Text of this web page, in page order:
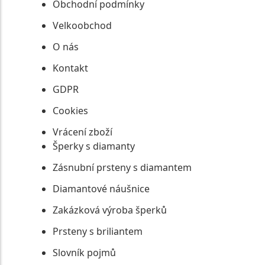
Obchodní podmínky
Velkoobchod
O nás
Kontakt
GDPR
Cookies
Vrácení zboží
Šperky s diamanty
Zásnubní prsteny s diamantem
Diamantové náušnice
Zakázková výroba šperků
Prsteny s briliantem
Slovník pojmů